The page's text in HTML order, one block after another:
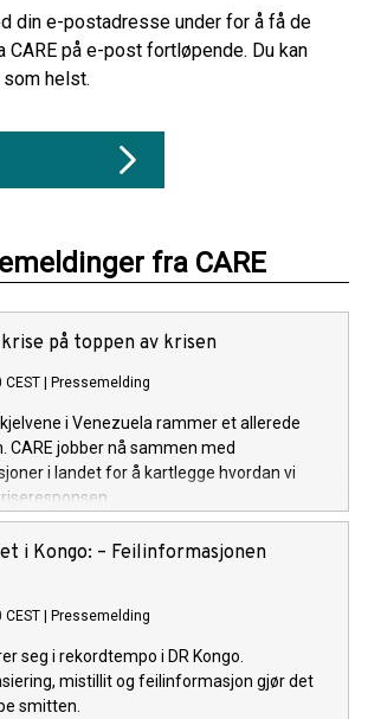
din e-postadresse under for å få de
CARE på e-post fortløpende. Du kan
helst.
fra CARE
på toppen av krisen
Pressemelding
i Venezuela rammer et allerede
CARE jobber nå sammen med
i landet for å kartlegge hvordan vi
i Kongo: – Feilinformasjonen
Pressemelding
seg i rekordtempo i DR Kongo.
mistillit og feilinformasjon gjør det
smitten.